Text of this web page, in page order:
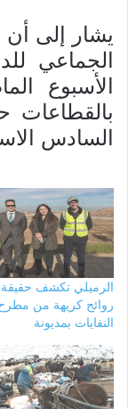
يشار إلى أن
الجماعي
الأسبوع
بالقطاعات
السادس
الرميلي تكشف حقيقة
روائح كريهة من
النفايات بمديونة